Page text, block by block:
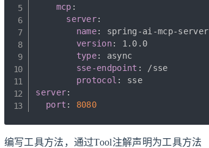
mcp :
server:
name: spring -ai -mcp-server
version:
1.0.0
type:
async
sse-endpoint :
/sse
protocol :
server:
port : 8080
编写工具方法，通过Tool注解声明为工具方法